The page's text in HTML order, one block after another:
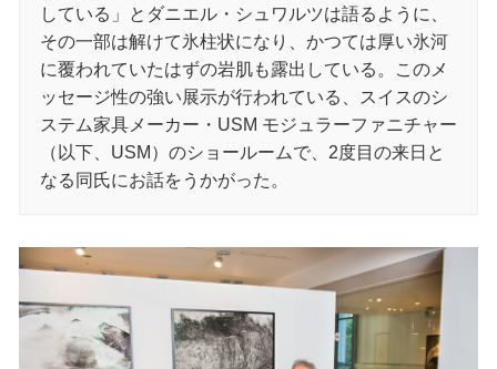
している」とダニエル・シュワルツは語るように、
その一部は解けて氷柱状になり、かつては厚い氷河
に覆われていたはずの岩肌も露出している。このメ
ッセージ性の強い展示が行われている、スイスのシ
ステム家具メーカー・USM モジュラーファニチャー
（以下、USM）のショールームで、2度目の来日と
なる同氏にお話をうかがった。